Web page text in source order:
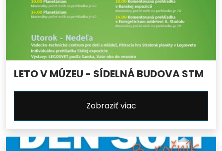
LETO V MÚZEU - SÍDELNÁ BUDOVA STM
Zobraziť viac